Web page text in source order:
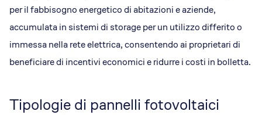
per il fabbisogno energetico di abitazioni e aziende,
accumulata in sistemi di storage per un utilizzo differito o
immessa nella rete elettrica, consentendo ai proprietari di
beneficiare di incentivi economici e ridurre i costi in bolletta.
Tipologie di pannelli fotovoltaici